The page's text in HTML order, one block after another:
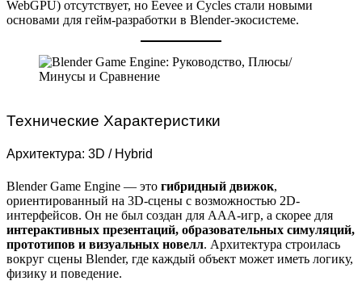
WebGPU) отсутствует, но Eevee и Cycles стали новыми
основами для гейм-разработки в Blender-экосистеме.
Технические Характеристики
Архитектура: 3D / Hybrid
Blender Game Engine — это гибридный движок,
ориентированный на 3D-сцены с возможностью 2D-
интерфейсов. Он не был создан для AAA-игр, а скорее для
интерактивных презентаций, образовательных симуляций,
прототипов и визуальных новелл. Архитектура строилась
вокруг сцены Blender, где каждый объект может иметь логику,
физику и поведение.